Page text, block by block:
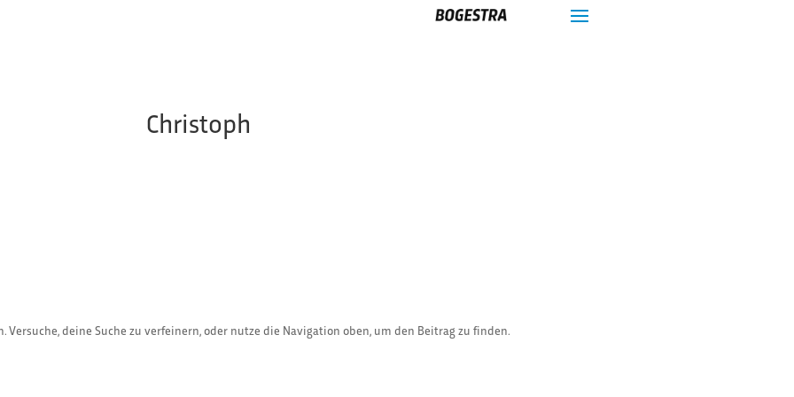
Christoph
deine Suche zu verfeinern, oder nutze die Navigation oben, um den Beitrag zu finden.